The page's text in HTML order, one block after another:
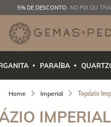
5% DE DESCONTO NO PIX OU
PARAÍBA
Imperial Topázio